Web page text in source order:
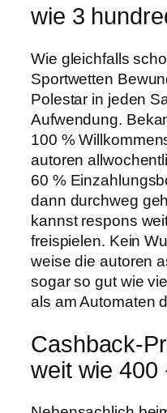
wie 3
Wie gleichfalls
Sportwetten
Polestar in jeden
Aufwendung.
100 %
autoren
60 %
dann durchweg
kannst respons
freispielen. Kein
weise die autoren
sogar so gut wie
als am Automaten
Cashback-
weit wie